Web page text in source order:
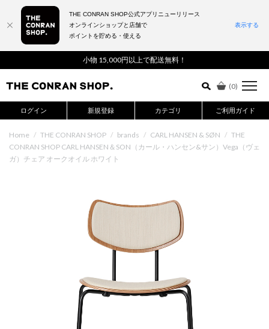
小物 15,000円以上で配送無料！
(0)
ログイン 新規登録 カテゴリ ご利用ガイド
詳細検索はこちら
Home / THE CONRAN SHOP / brands / CARL HANSEN & SØN / THE
CONRAN SHOP CARL HANSEN＆SON（カール・ハンセン&サン）Vega（ヴェ
ガ）チェア オークオイル ホワイト
THE CONRAN SHOP公式アプリニューリリース
オンラインショップと店舗で
ポイントを貯める・使える
表示する